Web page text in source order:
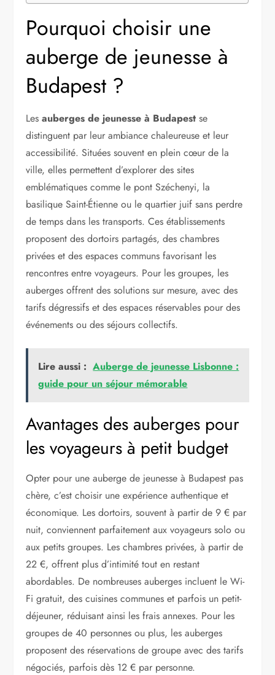
Pourquoi choisir une
auberge de jeunesse à
Budapest ?
Lesauberges de jeunesse à Budapest se
distinguent par leur ambiance chaleureuse et leur
accessibilité. Situées souvent en plein cœur de la
ville, elles permettent d’explorer des sites
emblématiques comme le pont Széchenyi, la
basilique Saint-Étienne ou le quartier juif sans perdre
de temps dans les transports. Ces établissements
proposent des dortoirs partagés, des chambres
privées et des espaces communs favorisant les
rencontres entre voyageurs. Pour les groupes, les
auberges offrent des solutions sur mesure, avec des
tarifs dégressifs et des espaces réservables pour des
événements ou des séjours collectifs.
Lire aussi : Auberge de jeunesse Lisbonne :
guide pour un séjour mémorable
Avantages des auberges pour
les voyageurs à petit budget
Opter pour une auberge de jeunesse à Budapest pas
chère, c’est choisir une expérience authentique et
économique. Les dortoirs, souvent à partir de 9 € par
nuit, conviennent parfaitement aux voyageurs solo ou
aux petits groupes. Les chambres privées, à partir de
22 €, offrent plus d’intimité tout en restant
abordables. De nombreuses auberges incluent le Wi-
Fi gratuit, des cuisines communes et parfois un petit-
déjeuner, réduisant ainsi les frais annexes. Pour les
groupes de 40 personnes ou plus, les auberges
proposent des réservations de groupe avec des tarifs
négociés, parfois dès 12 € par personne.